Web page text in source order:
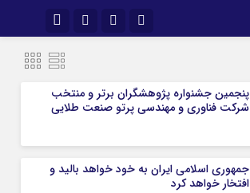
ایتا
اپلیکیشن
پنجمین جشنواره پژوهشگران برتر و منتخب
شرکت فناوری و مهندسی پرتو صنعت طلایی
جمهوری اسلامی ایران به خود خواهد بالید و
افتخار خواهد کرد